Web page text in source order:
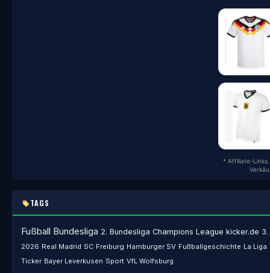
* Affiliate-
TAGS
Fußball Bundesliga 2. Bundesliga Champions League kicker.de 3.
2026 Real Madrid SC Freiburg Hamburger SV Fußballgeschichte La Liga
Ticker Bayer Leverkusen Sport VfL Wolfsburg